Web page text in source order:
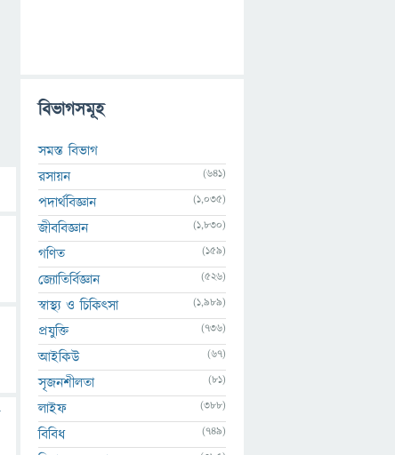
বিভাগসমূহ
সমস্ত বিভাগ
রসায়ন
(641)
পদার্থবিজ্ঞান (1,035)
জীববিজ্ঞান (1,830)
গণিত (159)
জ্যোতির্বিজ্ঞান (526)
স্বাস্থ্য ও চিকিৎসা (1,989)
প্রযুক্তি (736)
আইকিউ (67)
সৃজনশীলতা (81)
লাইফ (388)
বিবিধ (749)